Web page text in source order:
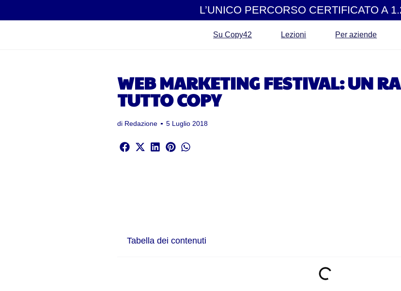
L’UNICO PERCORSO CERTIFICATO A
Su Copy42 Lezioni Per aziende
WEB MARKETING FESTIVAL: UN
TUTTO COPY
di Redazione 5 Luglio 2018
Tabella dei contenuti